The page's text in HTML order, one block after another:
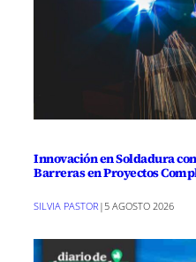
Innovación en Soldadura
Barreras en Proyectos
SILVIA PASTOR |5 AGOSTO 2026